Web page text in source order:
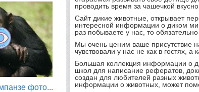
фото...
проводить время за чашечкой
Сайт дикие животные, открывает
интересной информации о диком
раз побываете у нас, то
Мы очень ценим ваше присутствие
чувствовали у нас не как в гостях, а
Большая коллекция информации о
школ для написание рефератов,
создан для любителей разных
информации о животных, может